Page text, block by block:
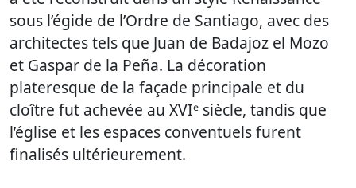
sous l’égide de l’Ordre de Santiago, avec des
architectes tels que Juan de Badajoz el Mozo
et Gaspar de la Peña. La décoration
plateresque de la façade principale et du
cloître fut achevée au XVIᵉ siècle, tandis que
l’église et les espaces conventuels furent
finalisés ultérieurement.